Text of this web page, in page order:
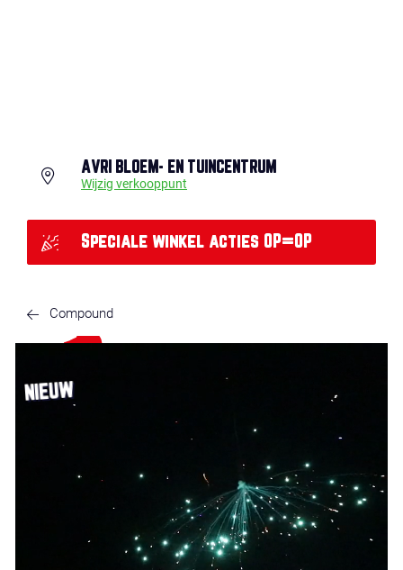
AVRI BLOEM- EN TUINCENTRUM
Wijzig verkooppunt
Speciale winkel acties OP=OP
Compound
NIEUW